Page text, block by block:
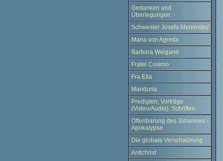
Gedanken und
Überlegungen
Schwester Josefa Menendez
Maria von Agreda
Barbara Weigand
Fratel Cosimo
Fra Elia
Manduria
Predigten, Vorträge
(Video/Audio), Schriften
Offenbarung des Johannes -
Apokalypse
Die globale Verschwörung
Antichrist